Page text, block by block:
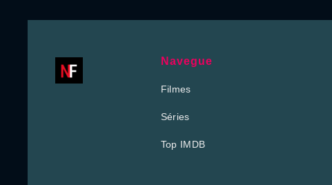
Navegue
Filmes
Séries
Top IMDB